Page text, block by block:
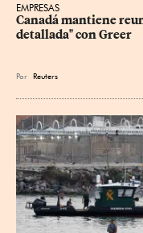
EMPRESAS
Canadá mantiene reunión ‌comercial
detallada" con Greer
Por Reuters